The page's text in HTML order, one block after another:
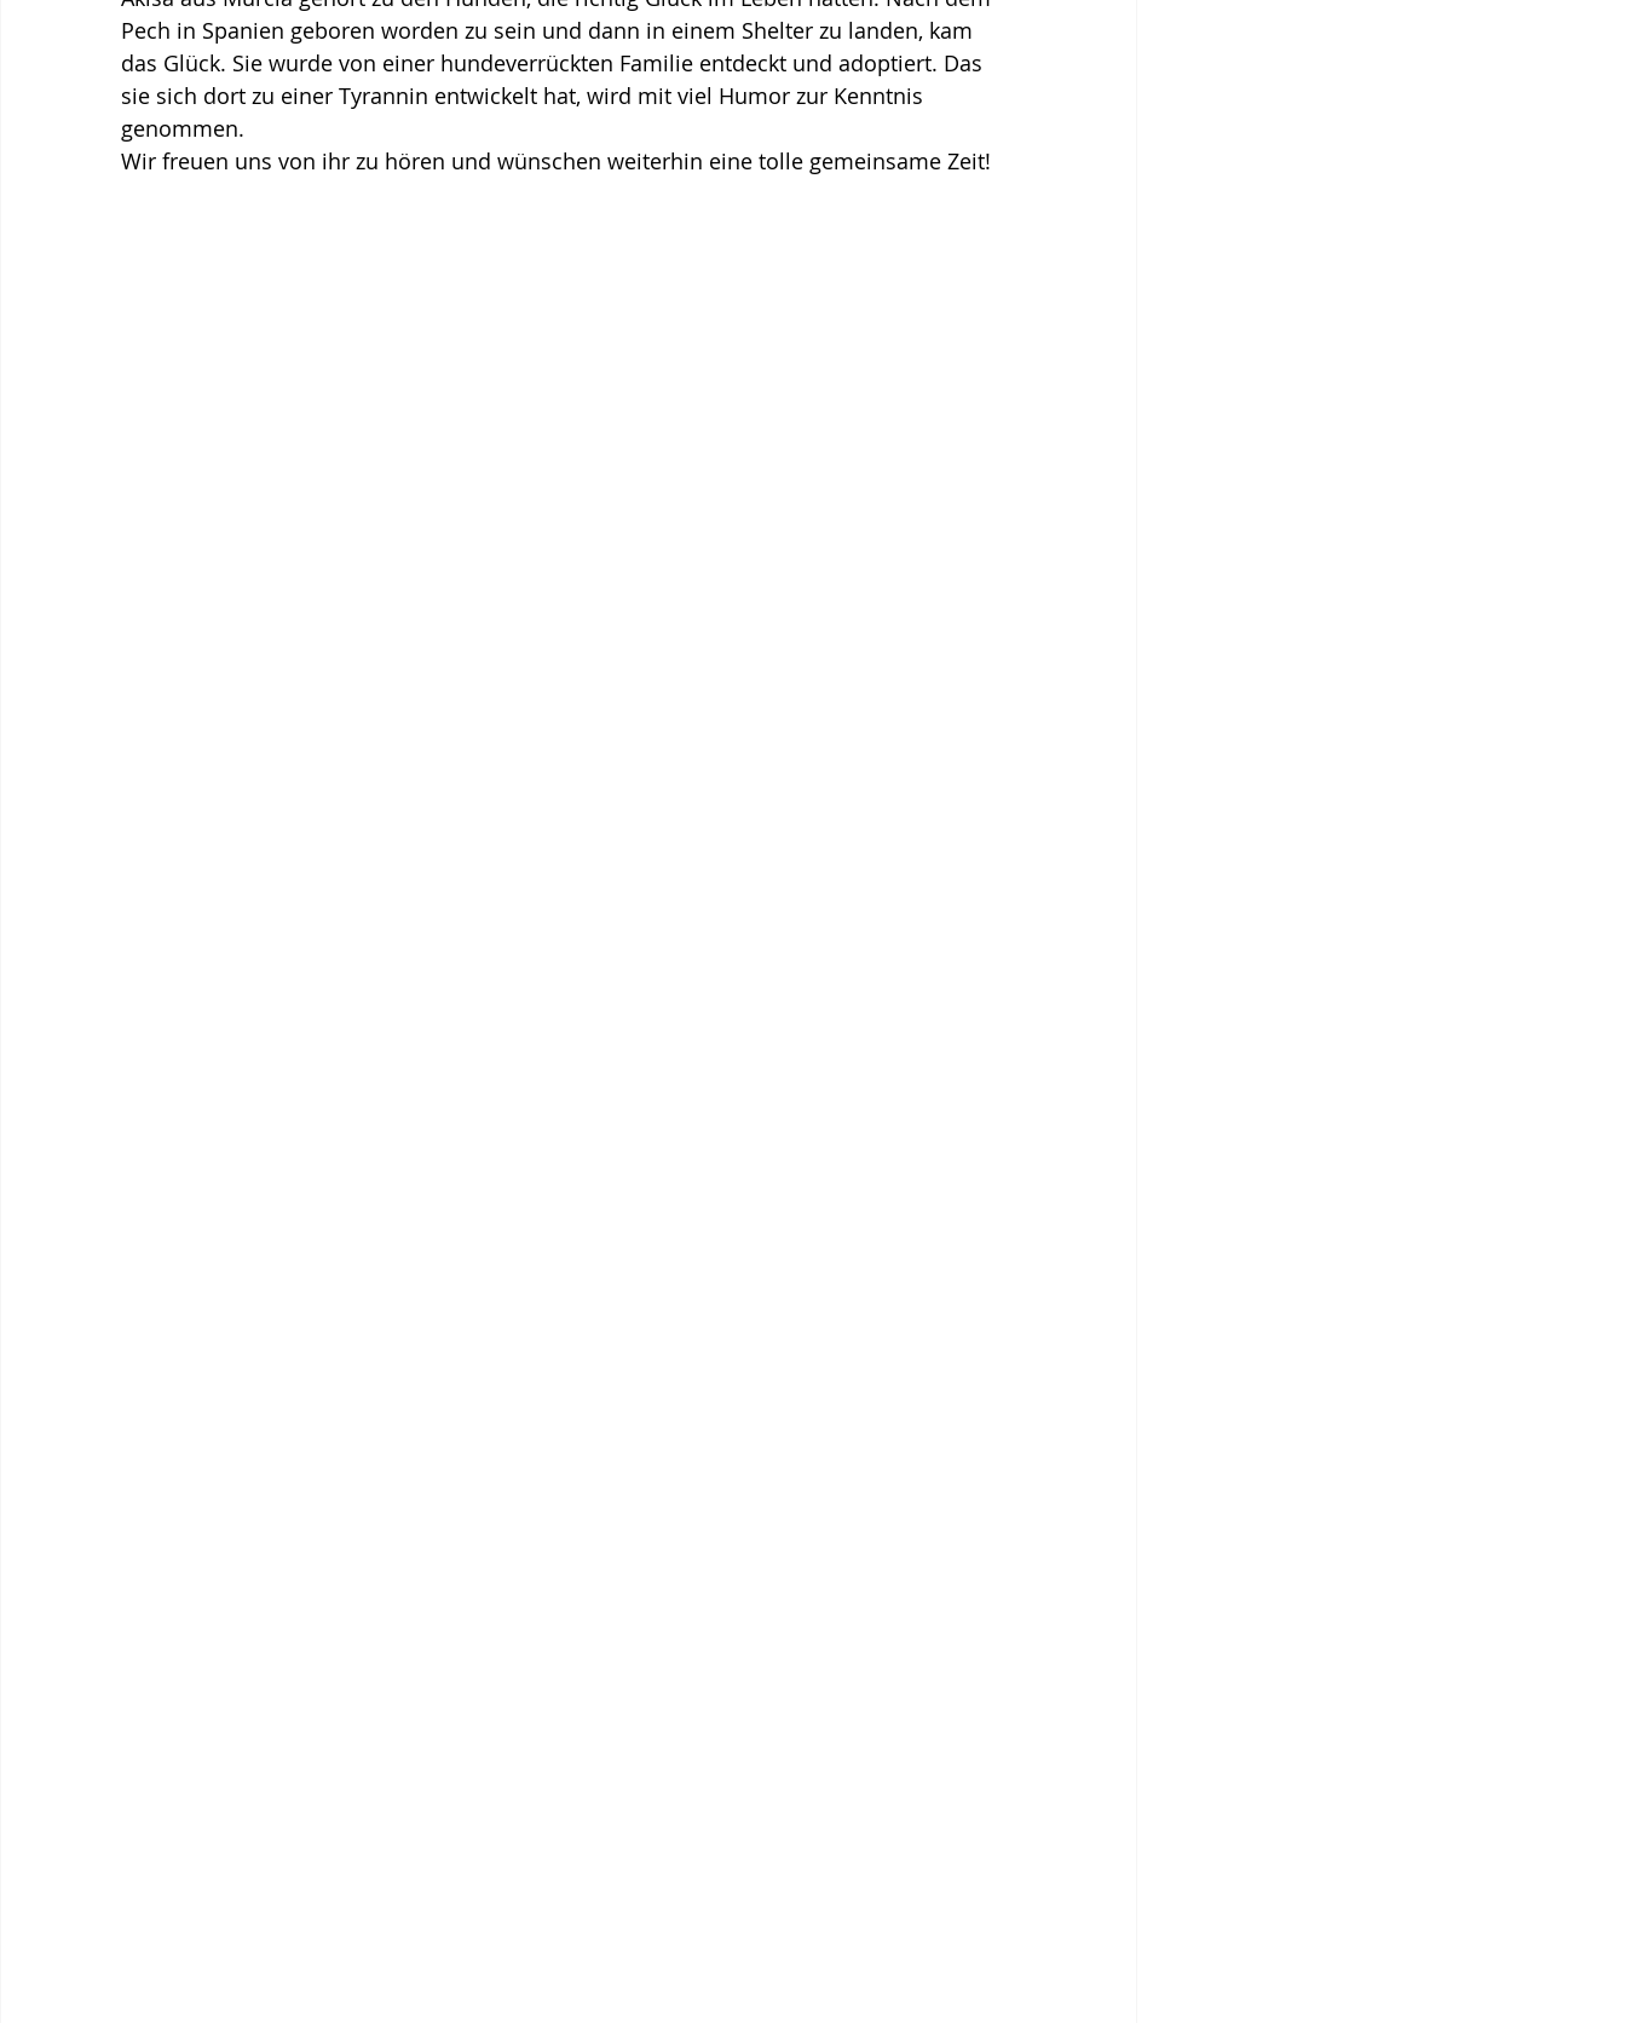
Pech in Spanien geboren worden zu sein und dann in einem Shelter zu landen, kam
das Glück. Sie wurde von einer hundeverrückten Familie entdeckt und adoptiert. Das
sie sich dort zu einer Tyrannin entwickelt hat, wird mit viel Humor zur Kenntnis
genommen.
Wir freuen uns von ihr zu hören und wünschen weiterhin eine tolle gemeinsame Zeit!